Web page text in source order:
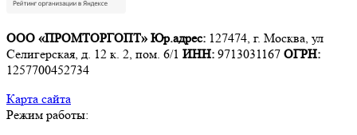
ООО «ПРОМТОРГОПТ» Юр.адрес: 127474, г. Москва, ул
Селигерская, д. 12 к. 2, пом. 6/1 ИНН: 9713031167 ОГРН:
1257700452734
Карта сайта
Режим работы: